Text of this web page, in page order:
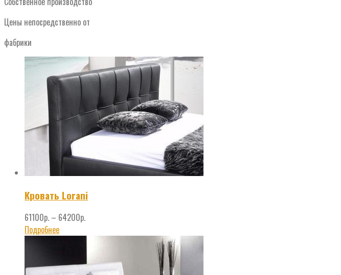
Цены непосредственно от
фабрики
Кровать Lorani
61100р. – 64200р.
Подробнее